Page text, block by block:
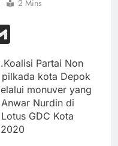
2 Mins
Partai Non
pilkada kota Depok
monuver yang
Nurdin di
GDC Kota